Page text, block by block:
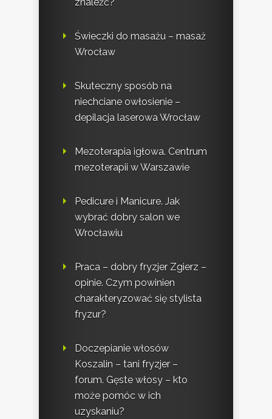
znaleźć?
Świeczki do masażu – masaż
Wrocław
Skuteczny sposób na
niechciane owłosienie –
depilacja laserowa Wrocław
Mezoterapia igłowa. Centrum
mezoterapii w Warszawie
Pedicure i Manicure. Jak
wybrać dobry salon we
Wrocławiu
Praca – dobry fryzjer Zgierz –
opinie. Czym powinien
charakteryzować się stylista
fryzur?
Doczepianie włosów
Koszalin – tani fryzjer –
forum. Gęste włosy – kto
może pomóc w ich
uzyskaniu?